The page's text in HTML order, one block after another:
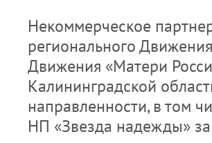
Некоммерческое
регионального
Движения «Матери
Калининградской
направленности, в том
НП «Звезда надежды»